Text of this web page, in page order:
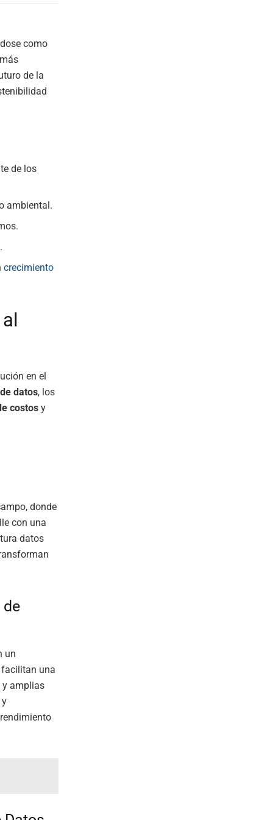
como
de la
de los
ambiental.
crecimiento
en el
datos, los
costos y
donde
con una
datos
de
un
una
y amplias
y